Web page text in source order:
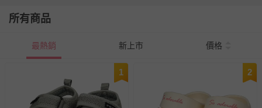
所有商品
最熱銷 新上市 價格
1 2